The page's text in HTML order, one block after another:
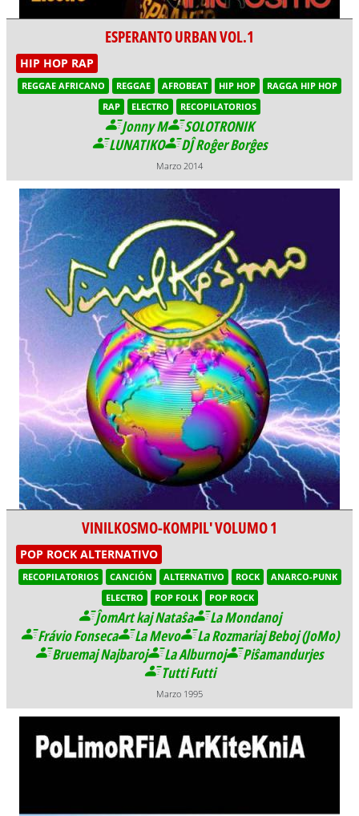
ESPERANTO URBAN VOL.1
HIP HOP RAP
REGGAE AFRICANO REGGAE AFROBEAT HIP HOP
RAGGA HIP HOP
RAP
ELECTRO RECOPILATORIOS
Jonny M
SOLOTRONIK
LUNATIKO
DĴ Roĝer Borĝes
Marzo 2014
VINILKOSMO-KOMPIL' VOLUMO 1
POP ROCK ALTERNATIVO
RECOPILATORIOS CANCIÓN ALTERNATIVO ROCK
ANARCO-PUNK
ELECTRO
POP FOLK POP ROCK
ĴomArt kaj Nataŝa
La Mondanoj
Frávio Fonseca
La Mevo
La Rozmariaj Beboj (JoMo)
Bruemaj Najbaroj
La Alburnoj
Piŝamandurjes
Tutti Futti
Marzo 1995